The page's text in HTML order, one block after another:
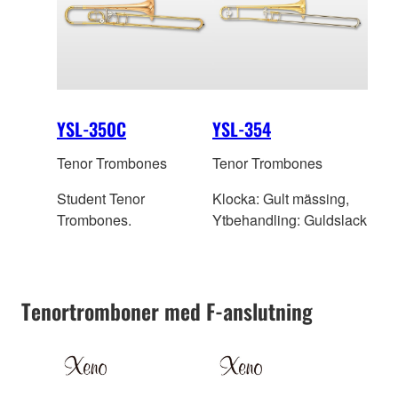
YSL-350C
Tenor Trombones
Student Tenor
Trombones.
YSL-354
Tenor Trombones
Klocka: Gult mässing,
Ytbehandling: Guldslack
Tenortromboner med F-anslutning